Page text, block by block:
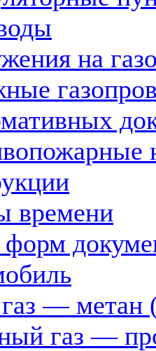
на
времени
— метан
газ —